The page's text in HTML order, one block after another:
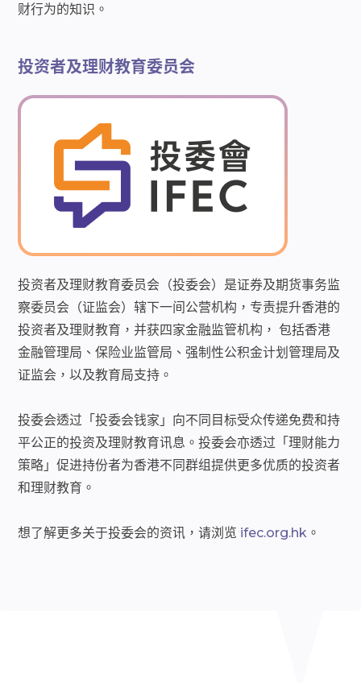
财行为的知识。
投资者及理财教育委员会
投资者及理财教育委员会（投委会）是证券及期货事务监
察委员会（证监会）辖下一间公营机构，专责提升香港的
投资者及理财教育，并获四家金融监管机构， 包括香港
金融管理局、保险业监管局、强制性公积金计划管理局及
证监会，以及教育局支持。
投委会透过「投委会钱家」向不同目标受众传递免费和持
平公正的投资及理财教育讯息。投委会亦透过「理财能力
策略」促进持份者为香港不同群组提供更多优质的投资者
和理财教育。
想了解更多关于投委会的资讯，请浏览 ifec.org.hk 。